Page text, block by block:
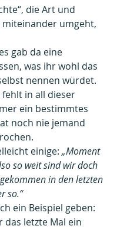
die Art und
miteinander umgeht,
gab da eine
was ihr wohl das
nennen würdet.
in all dieser
ein bestimmtes
noch nie jemand
einige: „Moment
so weit sind wir doch
in den letzten
so.“
ein Beispiel geben:
das letzte Mal ein